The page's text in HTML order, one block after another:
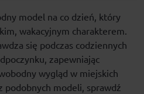
model na co dzień, który
wakacyjnym charakterem.
się podczas codziennych
zapewniając
wygląd w miejskich
podobnych modeli, sprawdź